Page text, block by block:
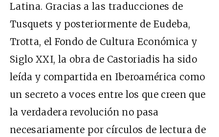
Latina. Gracias a las traducciones de
Tusquets y posteriormente de Eudeba,
Trotta, el Fondo de Cultura Económica y
Siglo XXI, la obra de Castoriadis ha sido
leída y compartida en Iberoamérica como
un secreto a voces entre los que creen que
la verdadera revolución no pasa
necesariamente por círculos de lectura de